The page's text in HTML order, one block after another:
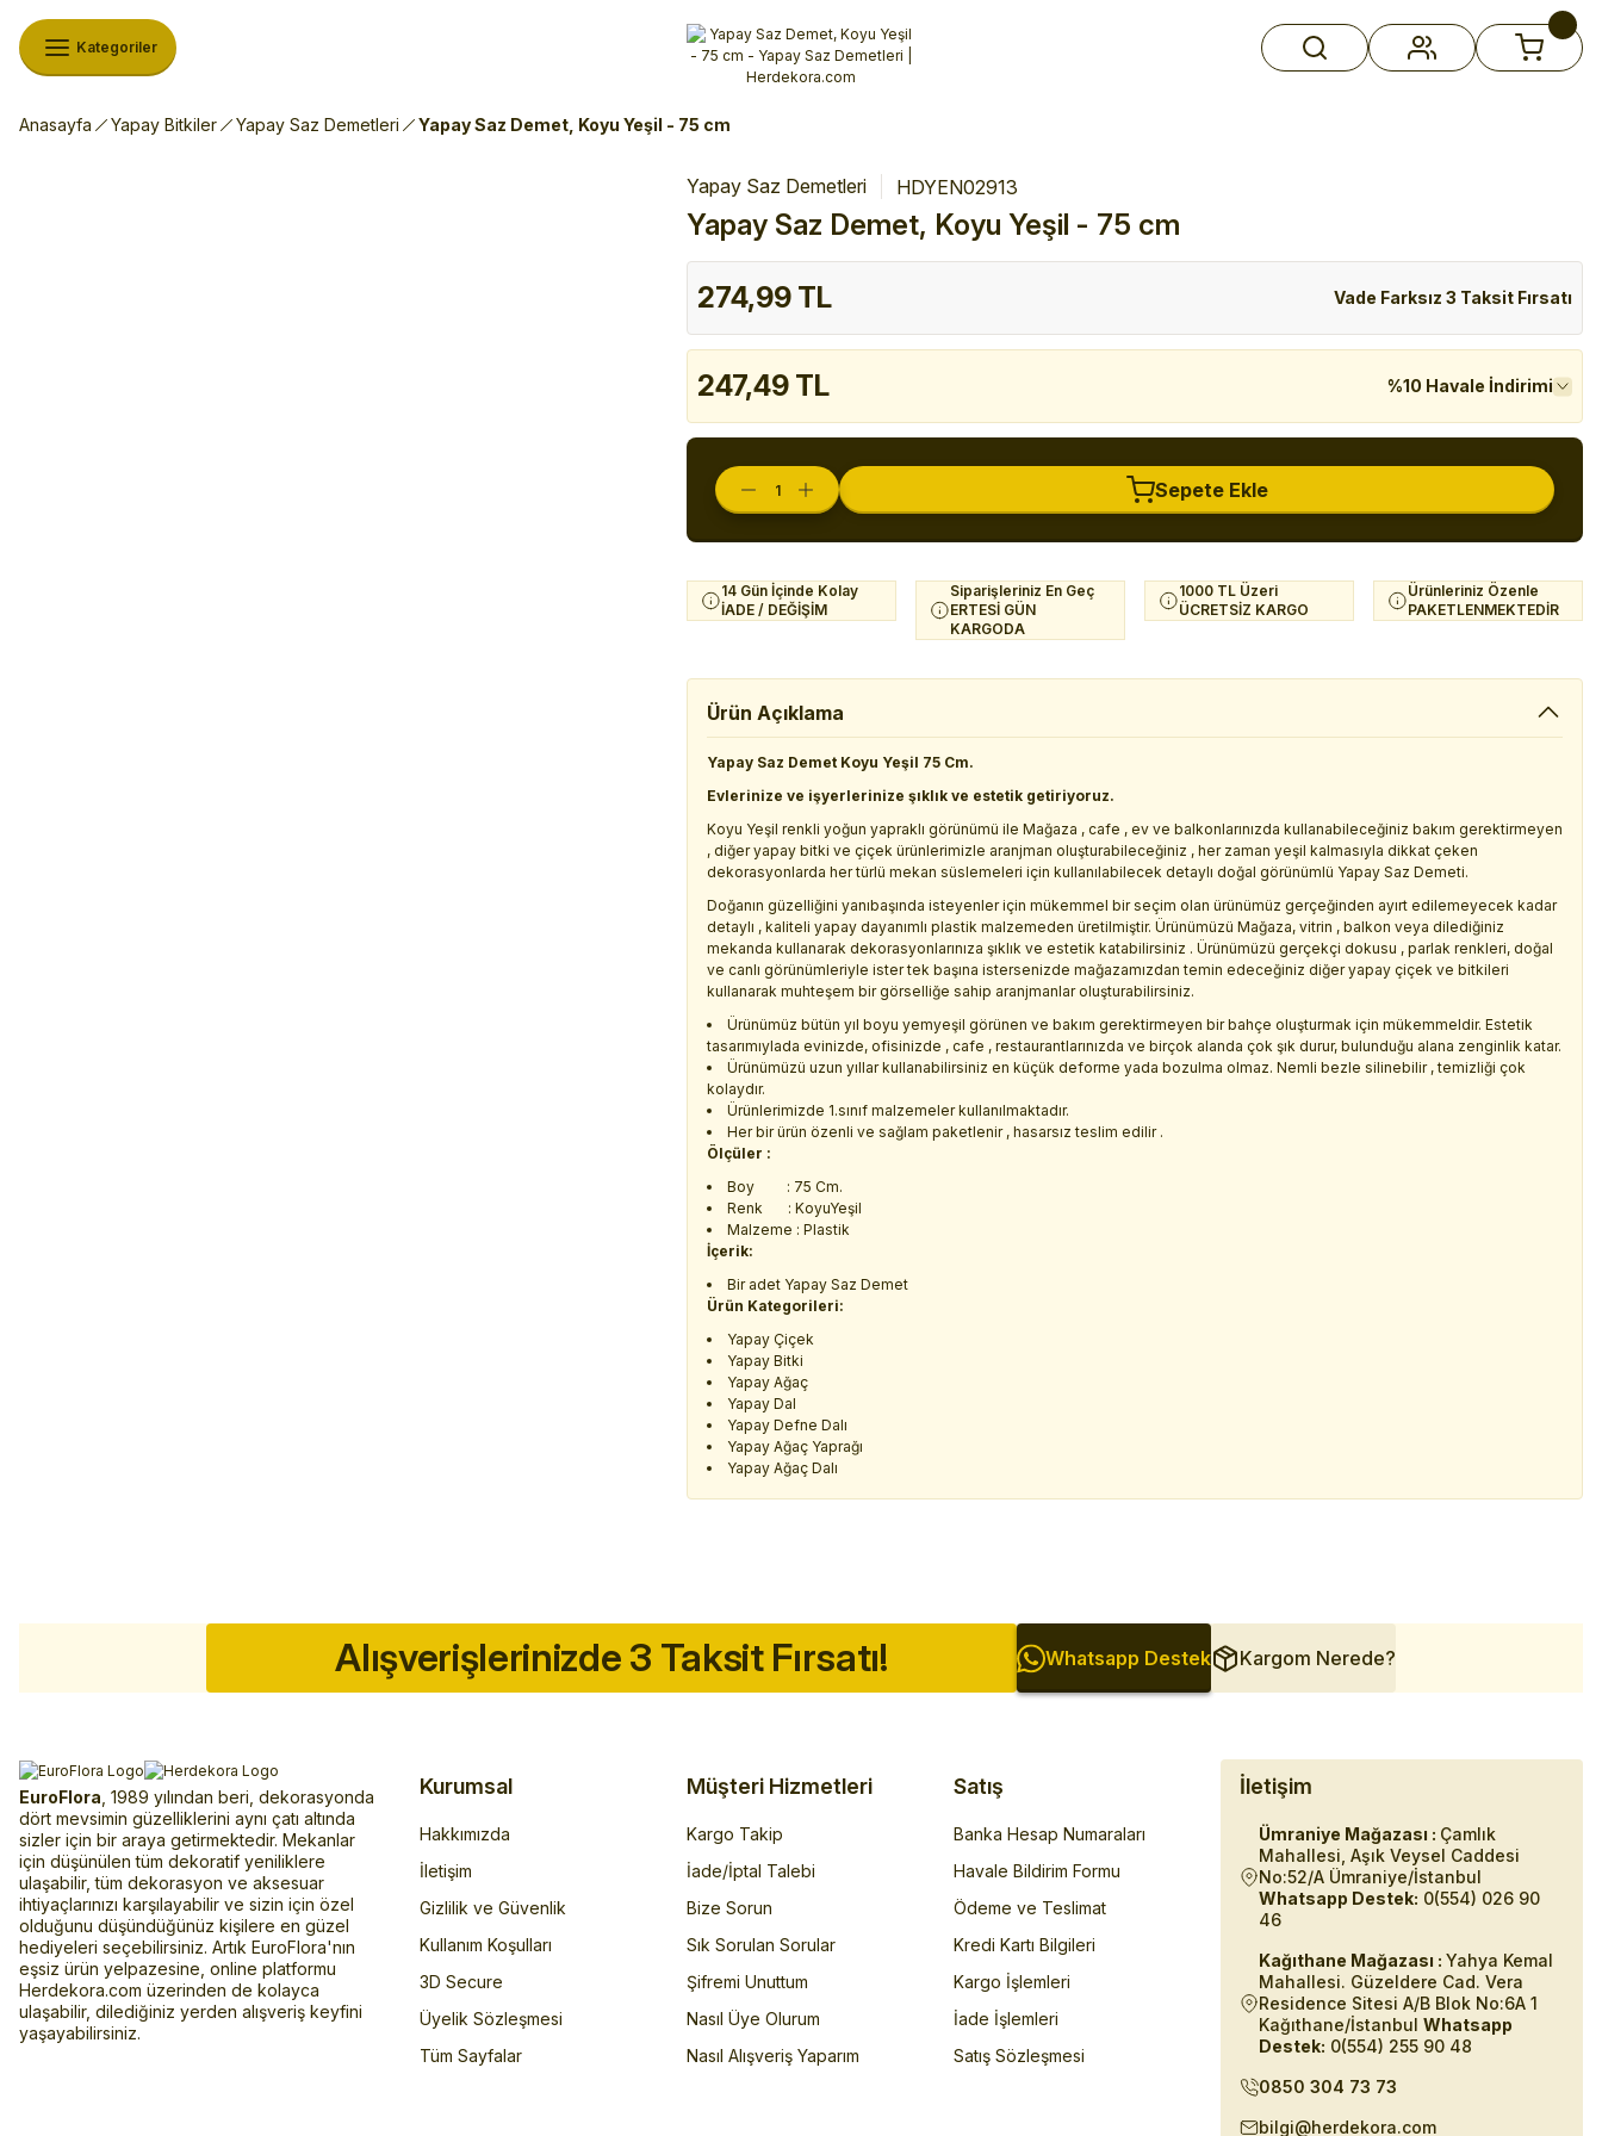
Alışverişlerinizde 3 Taksit Fırsatı!İlk siparişinizi verin!
%10 Havale İndirimi
Şimdi Alışveriş yap!
Kategoriler
Anasayfa Yapay Bitkiler Yapay Saz Demetleri Yapay Saz Demet, Koyu Yeşil - 75 cm
Yapay Saz Demetleri HDYEN02913
Yapay Saz Demet, Koyu Yeşil - 75 cm
274,99 TL Vade Farksız 3 Taksit Fırsatı
247,49 TL %10 Havale İndirimi
Sepete Ekle
14 Gün İçinde Kolay
İADE / DEĞİŞİM
Siparişleriniz En Geç
ERTESİ GÜN
KARGODA
1000 TL Üzeri
ÜCRETSİZ KARGO
Ürünleriniz Özenle
PAKETLENMEKTEDİR
Ürün Açıklama
Yapay Saz Demet Koyu Yeşil 75 Cm.
Evlerinize ve işyerlerinize şıklık ve estetik getiriyoruz.
Koyu Yeşil renkli yoğun yapraklı görünümü ile Mağaza , cafe , ev ve balkonlarınızda kullanabileceğiniz bakım gerektirmeyen
, diğer yapay bitki ve çiçek ürünlerimizle aranjman oluşturabileceğiniz , her zaman yeşil kalmasıyla dikkat çeken
dekorasyonlarda her türlü mekan süslemeleri için kullanılabilecek detaylı doğal görünümlü Yapay Saz Demeti.
Doğanın güzelliğini yanıbaşında isteyenler için mükemmel bir seçim olan ürünümüz gerçeğinden ayırt edilemeyecek kadar
detaylı , kaliteli yapay dayanımlı plastik malzemeden üretilmiştir. Ürünümüzü Mağaza, vitrin , balkon veya dilediğiniz
mekanda kullanarak dekorasyonlarınıza şıklık ve estetik katabilirsiniz . Ürünümüzü gerçekçi dokusu , parlak renkleri, doğal
ve canlı görünümleriyle ister tek başına istersenizde mağazamızdan temin edeceğiniz diğer yapay çiçek ve bitkileri
kullanarak muhteşem bir görselliğe sahip aranjmanlar oluşturabilirsiniz.
Ürünümüz bütün yıl boyu yemyeşil görünen ve bakım gerektirmeyen bir bahçe oluşturmak için mükemmeldir. Estetik
tasarımıylada evinizde, ofisinizde , cafe , restaurantlarınızda ve birçok alanda çok şık durur, bulunduğu alana zenginlik katar.
Ürünümüzü uzun yıllar kullanabilirsiniz en küçük deforme yada bozulma olmaz. Nemli bezle silinebilir , temizliği çok
kolaydır.
Ürünlerimizde 1.sınıf malzemeler kullanılmaktadır.
Her bir ürün özenli ve sağlam paketlenir , hasarsız teslim edilir .
Ölçüler :
Boy : 75 Cm.
Renk : KoyuYeşil
Malzeme : Plastik
İçerik:
Bir adet Yapay Saz Demet
Ürün Kategorileri:
Yapay Çiçek
Yapay Bitki
Yapay Ağaç
Yapay Dal
Yapay Defne Dalı
Yapay Ağaç Yaprağı
Yapay Ağaç Dalı
Alışverişlerinizde 3 Taksit Fırsatı! Whatsapp Destek Kargom Nerede?
EuroFlora , 1989 yılından beri, dekorasyonda
dört mevsimin güzelliklerini aynı çatı altında
sizler için bir araya getirmektedir. Mekanlar
için düşünülen tüm dekoratif yeniliklere
ulaşabilir, tüm dekorasyon ve aksesuar
ihtiyaçlarınızı karşılayabilir ve sizin için özel
olduğunu düşündüğünüz kişilere en güzel
hediyeleri seçebilirsiniz. Artık EuroFlora'nın
eşsiz ürün yelpazesine, online platformu
Herdekora.com üzerinden de kolayca
ulaşabilir, dilediğiniz yerden alışveriş keyfini
yaşayabilirsiniz.
Kurumsal
Hakkımızda
İletişim
Gizlilik ve Güvenlik
Kullanım Koşulları
3D Secure
Üyelik Sözleşmesi
Tüm Sayfalar
Müşteri Hizmetleri
Kargo Takip
İade/İptal Talebi
Bize Sorun
Sık Sorulan Sorular
Şifremi Unuttum
Nasıl Üye Olurum
Nasıl Alışveriş Yaparım
Satış
Banka Hesap Numaraları
Havale Bildirim Formu
Ödeme ve Teslimat
Kredi Kartı Bilgileri
Kargo İşlemleri
İade İşlemleri
Satış Sözleşmesi
İletişim
Ümraniye Mağazası : Çamlık
Mahallesi, Aşık Veysel Caddesi
No:52/A Ümraniye/İstanbul
Whatsapp Destek: 0(554) 026 90
46
Kağıthane Mağazası : Yahya Kemal
Mahallesi. Güzeldere Cad. Vera
Residence Sitesi A/B Blok No:6A 1
Kağıthane/İstanbul Whatsapp
Destek: 0(554) 255 90 48
0850 304 73 73
bilgi@herdekora.com